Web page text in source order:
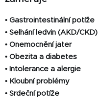
• Gastrointestinální potíže
• Selhání ledvin (AKD/CKD)
• Onemocnění jater
• Obezita a diabetes
• Intolerance a alergie
• Kloubní problémy
• Srdeční potíže